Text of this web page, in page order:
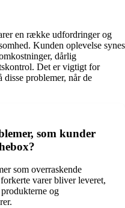
en række udfordringer og
Kunden oplevelse synes
dårlig
Det er vigtigt for
problemer, når de
som kunder
som overraskende
varer bliver leveret,
og